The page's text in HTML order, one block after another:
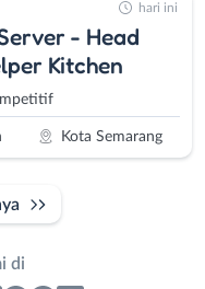
- Head
Kitchen
Kota Semarang
hari ini
di